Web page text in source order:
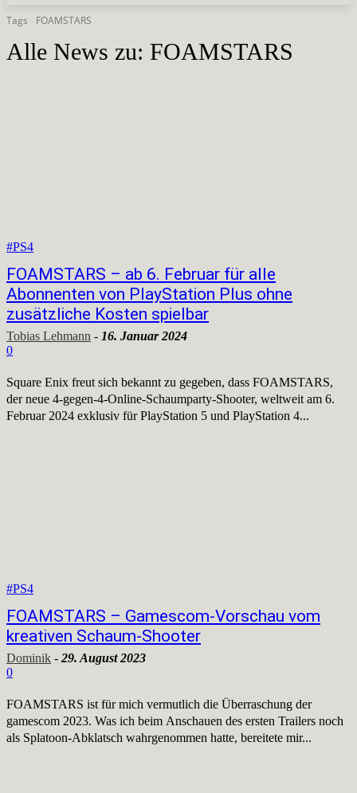
Tags FOAMSTARS
Alle News zu: FOAMSTARS
#PS4
FOAMSTARS – ab 6. Februar für alle
Abonnenten von PlayStation Plus ohne
zusätzliche Kosten spielbar
Tobias Lehmann - 16. Januar 2024
0
Square Enix freut sich bekannt zu gegeben, dass FOAMSTARS,
der neue 4-gegen-4-Online-Schaumparty-Shooter, weltweit am 6.
Februar 2024 exklusiv für PlayStation 5 und PlayStation 4...
#PS4
FOAMSTARS – Gamescom-Vorschau vom
kreativen Schaum-Shooter
Dominik - 29. August 2023
0
FOAMSTARS ist für mich vermutlich die Überraschung der
gamescom 2023. Was ich beim Anschauen des ersten Trailers noch
als Splatoon-Abklatsch wahrgenommen hatte, bereitete mir...